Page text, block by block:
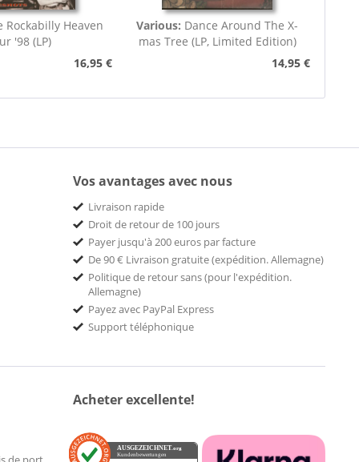
Rockabilly Heaven
'98 (LP)
16,95 €
Various: Dance Around The X-
mas Tree (LP, Limited Edition)
14,95 €
Vos avantages avec nous
Livraison rapide
Droit de retour de 100 jours
Payer jusqu'à 200 euros par facture
De 90 € Livraison gratuite (expédition. Allemagne)
Politique de retour sans (pour l'expédition.
Allemagne)
Payez avec PayPal Express
Support téléphonique
Acheter excellente!
AUSGEZEICHNET.org
Kundenbewertungen